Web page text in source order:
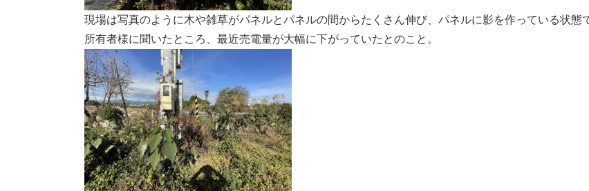
現場は写真のように木や雑草がパネルとパネルの間からたくさん伸び、パネルに影を作っている状態
所有者様に聞いたところ、最近売電量が大幅に下がっていたとのこと。